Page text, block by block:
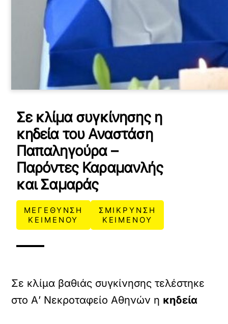
Σε κλίμα συγκίνησης η
κηδεία του Αναστάση
Παπαληγούρα –
Παρόντες Καραμανλής
και Σαμαράς
ΜΕΓΕΘΥΝΣΗ
ΚΕΙΜΕΝΟΥ
ΣΜΙΚΡΥΝΣΗ
ΚΕΙΜΕΝΟΥ
Σε κλίμα βαθιάς συγκίνησης τελέστηκε
στο Α’ Νεκροταφείο Αθηνών η κηδεία